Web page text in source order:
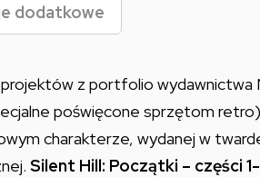
dodatkowe
projektów z portfolio wydawnictwa
poświęcone sprzętom
charakterze, wydanej w
Silent Hill: Początki – części